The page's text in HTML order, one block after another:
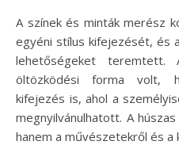
A színek és minták merész
egyéni stílus kifejezését, és
lehetőségeket
öltözködési forma volt,
kifejezés is, ahol a
megnyilvánulhatott. A
hanem a művészetekről és a